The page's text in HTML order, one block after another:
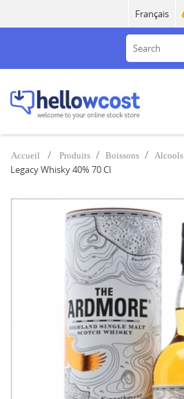
Français
Accueil Produits Boissons Alcools
Legacy Whisky 40% 70 Cl